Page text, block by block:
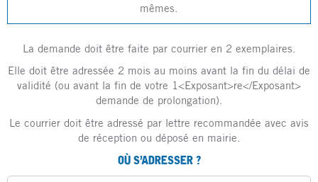
mêmes.
La demande doit être faite par courrier en 2 exemplaires.
Elle doit être adressée 2 mois au moins avant la fin du délai de
validité (ou avant la fin de votre 1<Exposant>re</Exposant>
demande de prolongation).
Le courrier doit être adressé par lettre recommandée avec avis
de réception ou déposé en mairie.
OÙ S’ADRESSER ?